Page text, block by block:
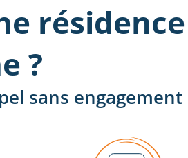
résidence
?
sans engagement